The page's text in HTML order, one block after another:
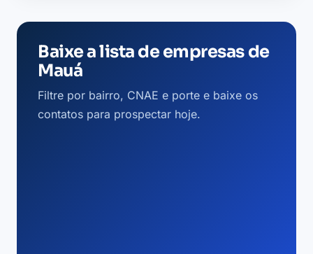
Baixe a lista de empresas de
Mauá
Filtre por bairro, CNAE e porte e baixe os
contatos para prospectar hoje.